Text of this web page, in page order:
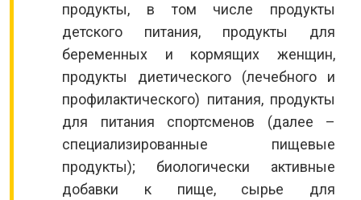
продукты, в том числе продукты
детского питания, продукты для
беременных и кормящих женщин,
продукты диетического (лечебного и
профилактического) питания, продукты
для питания спортсменов (далее –
специализированные пищевые
продукты); биологически активные
добавки к пище, сырье для